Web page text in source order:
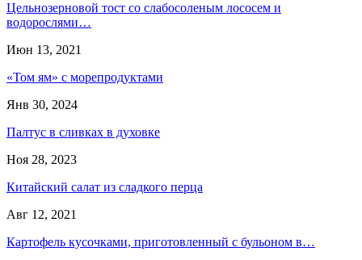
Цельнозерновой тост со слабосоленым лососем и
водорослями…
Июн 13, 2021
«Том ям» с морепродуктами
Янв 30, 2024
Палтус в сливках в духовке
Ноя 28, 2023
Китайский салат из сладкого перца
Авг 12, 2021
Картофель кусочками, приготовленный с бульоном в…